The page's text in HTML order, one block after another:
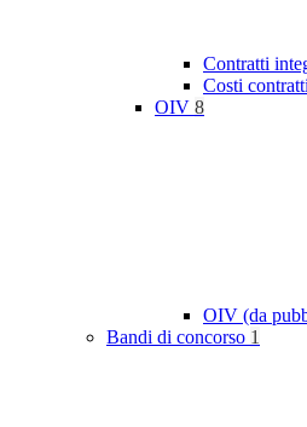
Contratti
Costi
OIV 8
OIV (da
Bandi di concorso 1